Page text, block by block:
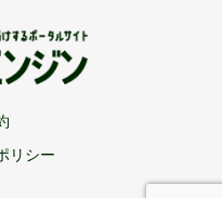
リシー